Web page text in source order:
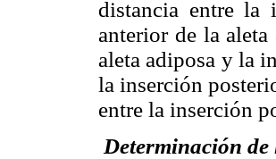
distancia entre la
anterior de la
aleta adiposa y la
la inserción
entre la inserción
Determinación